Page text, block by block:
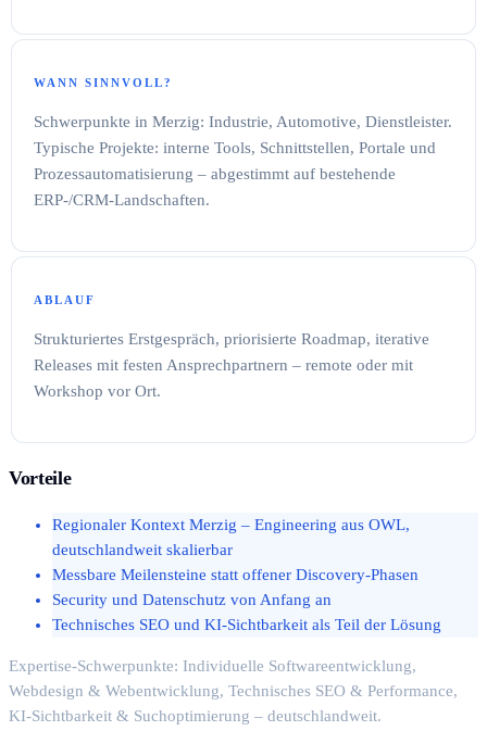
WANN SINNVOLL?
Schwerpunkte in Merzig: Industrie, Automotive, Dienstleister.
Typische Projekte: interne Tools, Schnittstellen, Portale und
Prozessautomatisierung – abgestimmt auf bestehende
ERP-/CRM-Landschaften.
ABLAUF
Strukturiertes Erstgespräch, priorisierte Roadmap, iterative
Releases mit festen Ansprechpartnern – remote oder mit
Workshop vor Ort.
Vorteile
Regionaler Kontext Merzig – Engineering aus OWL,
deutschlandweit skalierbar
Messbare Meilensteine statt offener Discovery-Phasen
Security und Datenschutz von Anfang an
Technisches SEO und KI-Sichtbarkeit als Teil der Lösung
Expertise-Schwerpunkte: Individuelle Softwareentwicklung,
Webdesign & Webentwicklung, Technisches SEO & Performance,
KI-Sichtbarkeit & Suchoptimierung – deutschlandweit.